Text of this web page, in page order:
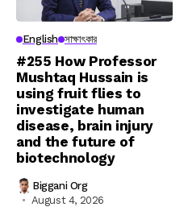
English সাক্ষাৎকার
#255 How Professor
Mushtaq Hussain is
using fruit flies to
investigate human
disease, brain injury
and the future of
biotechnology
Biggani Org
August 4, 2026